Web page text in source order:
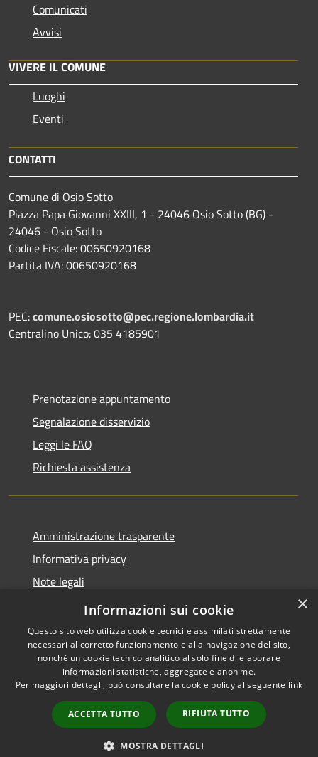
Comunicati
Avvisi
VIVERE IL COMUNE
Luoghi
Eventi
CONTATTI
Comune di Osio Sotto
Piazza Papa Giovanni XXIII, 1 - 24046 Osio Sotto (BG) -
24046 - Osio Sotto
Codice Fiscale: 00650920168
Partita IVA: 00650920168
PEC:comune.osiosotto@pec.regione.lombardia.it
Centralino Unico: 035 4185901
Prenotazione appuntamento
Segnalazione disservizio
Leggi le FAQ
Richiesta assistenza
Amministrazione trasparente
Informativa privacy
Note legali
Dichiarazione di accessibilità 2025
Accessibilità
Copyright © 2026 • Comune di
Osio Sotto • Powered by
Municipium•
Accesso
redazione
×
Informazioni sui cookie
Questo sito web utilizza cookie tecnici e assimilati strettamente
necessari al corretto funzionamento e alla navigazione del sito,
nonché un cookie tecnico analitico al solo fine di elaborare
informazioni statistiche, aggregate e anonime.
Per maggiori dettagli, può consultare la cookie policy al seguente link
ACCETTA TUTTO RIFIUTA TUTTO
MOSTRA DETTAGLI